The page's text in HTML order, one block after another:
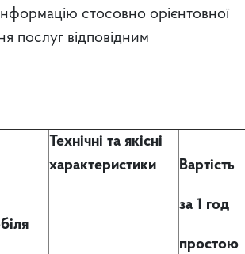
стосовно орієнтовної
послуг відповідним
Технічні та якісні
характеристики
Вартість
за 1 год
простою